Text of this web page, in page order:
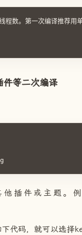
。第一次编译推荐用单
件等二次编译
插件或主题。例
代码，就可以选择